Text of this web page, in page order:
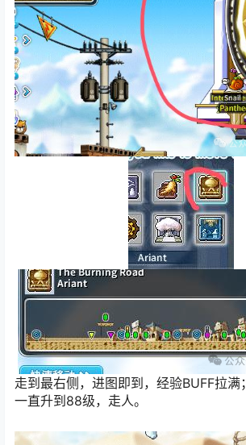
走到最右侧，进图即到，经验BUFF拉满；
一直升到88级，走人。